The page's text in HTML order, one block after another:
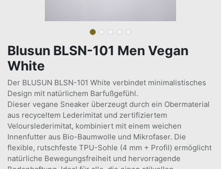
Blusun BLSN-101 Men Vegan
White
Der BLUSUN BLSN-101 White verbindet minimalistisches
Design mit natürlichem Barfußgefühl.
Dieser vegane Sneaker überzeugt durch ein Obermaterial
aus recyceltem Lederimitat und zertifiziertem
Velourslederimitat, kombiniert mit einem weichen
Innenfutter aus Bio-Baumwolle und Mikrofaser. Die
flexible, rutschfeste TPU-Sohle (4 mm + Profil) ermöglicht
natürliche Bewegungsfreiheit und hervorragende